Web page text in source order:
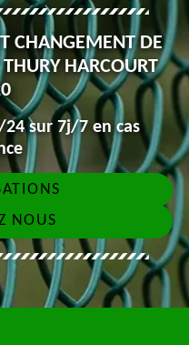
CHANGEMENT DE
HARCOURT
sur 7j/7 en cas
NOUS